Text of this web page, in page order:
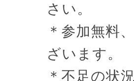
さい。
＊参加無料
ざいます。
＊不足の状